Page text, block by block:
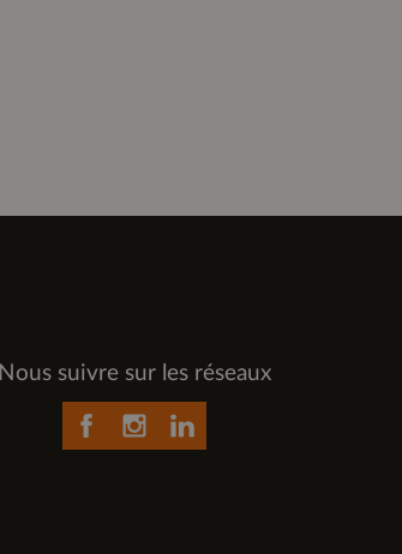
Nous suivre sur les réseaux